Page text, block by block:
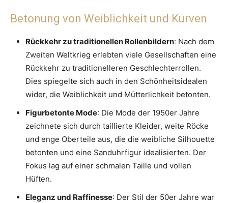
Betonung von Weiblichkeit und Kurven
Rückkehr zu traditionellen Rollenbildern: Nach dem
Zweiten Weltkrieg erlebten viele Gesellschaften eine
Rückkehr zu traditionelleren Geschlechterrollen.
Dies spiegelte sich auch in den Schönheitsidealen
wider, die Weiblichkeit und Mütterlichkeit betonten.
Figurbetonte Mode: Die Mode der 1950er Jahre
zeichnete sich durch taillierte Kleider, weite Röcke
und enge Oberteile aus, die die weibliche Silhouette
betonten und eine Sanduhrfigur idealisierten. Der
Fokus lag auf einer schmalen Taille und vollen
Hüften.
Eleganz und Raffinesse: Der Stil der 50er Jahre war